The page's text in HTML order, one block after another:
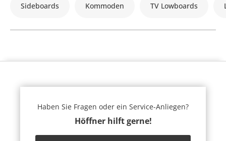
Sideboards Kommoden TV Lowboards
Haben Sie Fragen oder ein Service-Anliegen?
Höffner hilft gerne!